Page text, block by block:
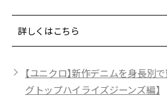
詳しくはこちら
【ユニクロ】新作デニムを身長別
グトップハイライズジーンズ編】